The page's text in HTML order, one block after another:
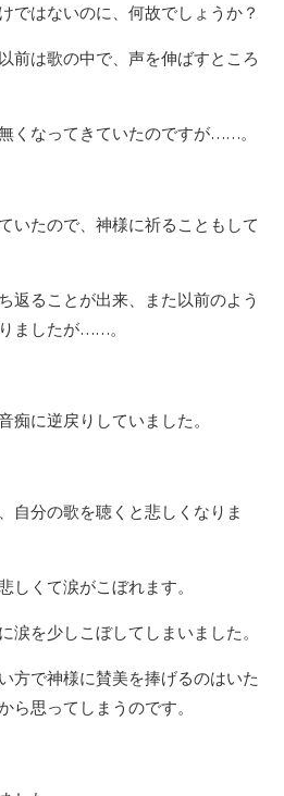
ではないのに、何故でしょうか？
前は歌の中で、声を伸ばすところ
くなってきていたのですが……。
いたので、神様に祈ることもして
返ることが出来、また以前のよう
ましたが……。
痴に逆戻りしていました。
自分の歌を聴くと悲しくなりま
しくて涙がこぼれます。
涙を少しこぼしてしまいました。
方で神様に賛美を捧げるのはいた
ら思ってしまうのです。